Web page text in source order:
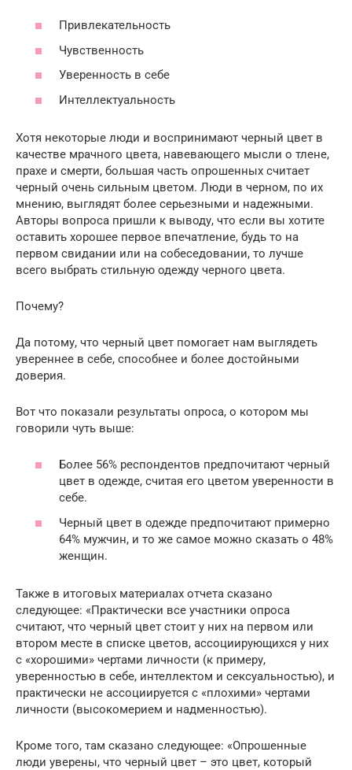
Привлекательность
Чувственность
Уверенность в себе
Интеллектуальность
Хотя некоторые люди и воспринимают черный цвет в
качестве мрачного цвета, навевающего мысли о тлене,
прахе и смерти, большая часть опрошенных считает
черный очень сильным цветом. Люди в черном, по их
мнению, выглядят более серьезными и надежными.
Авторы вопроса пришли к выводу, что если вы хотите
оставить хорошее первое впечатление, будь то на
первом свидании или на собеседовании, то лучше
всего выбрать стильную одежду черного цвета.
Почему?
Да потому, что черный цвет помогает нам выглядеть
увереннее в себе, способнее и более достойными
доверия.
Вот что показали результаты опроса, о котором мы
говорили чуть выше:
Более 56% респондентов предпочитают черный
цвет в одежде, считая его цветом уверенности в
себе.
Черный цвет в одежде предпочитают примерно
64% мужчин, и то же самое можно сказать о 48%
женщин.
Также в итоговых материалах отчета сказано
следующее: «Практически все участники опроса
считают, что черный цвет стоит у них на первом или
втором месте в списке цветов, ассоциирующихся у них
с «хорошими» чертами личности (к примеру,
уверенностью в себе, интеллектом и сексуальностью), и
практически не ассоциируется с «плохими» чертами
личности (высокомерием и надменностью).
Кроме того, там сказано следующее: «Опрошенные
люди уверены, что черный цвет – это цвет, который